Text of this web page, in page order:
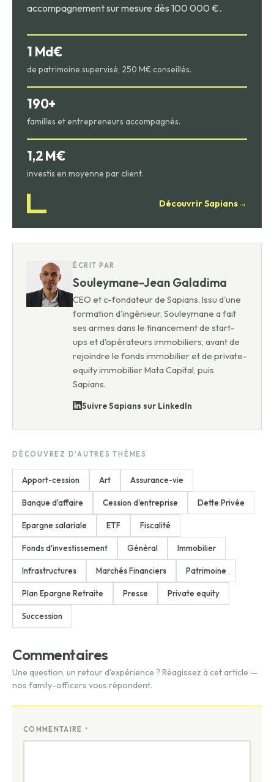
accompagnement sur mesure dès 100 000 €.
1 Md€
de patrimoine supervisé, 250 M€ conseillés.
190+
familles et entrepreneurs accompagnés.
1,2 M€
investis en moyenne par client.
Découvrir Sapians→
ÉCRIT PAR
Souleymane-Jean Galadima
CEO et c-fondateur de Sapians. Issu d'une
formation d'ingénieur, Souleymane a fait
ses armes dans le financement de start-
ups et d'opérateurs immobiliers, avant de
rejoindre le fonds immobilier et de private-
equity immobilier Mata Capital, puis
Sapians.
Suivre Sapians sur LinkedIn
DÉCOUVREZ D'AUTRES THÈMES
Apport-cession Art Assurance-vie
Banque d'affaire Cession d'entreprise Dette Privée
Epargne salariale ETF Fiscalité
Fonds d'investissement Général Immobilier
Infrastructures Marchés Financiers Patrimoine
Plan Epargne Retraite Presse Private equity
Succession
Commentaires
Une question, un retour d'expérience ? Réagissez à cet article —
nos family-officers vous répondent.
COMMENTAIRE *